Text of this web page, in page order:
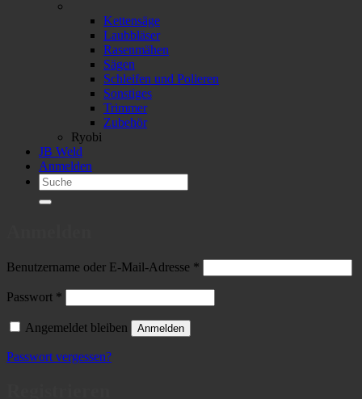
Kettensäge
Laubbläser
Rasenmähen
Sägen
Schleifen und Polieren
Sonstiges
Trimmer
Zubehör
Ryobi
JB Weld
Anmelden
Suchen
nach:
Benutzername oder E-Mail-Adresse *
Passwort *
Angemeldet bleiben Anmelden
Passwort vergessen?